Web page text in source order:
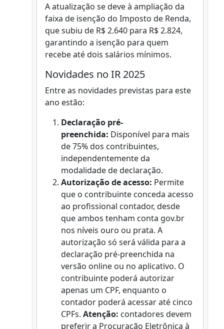
A atualização se deve à ampliação da
faixa de isenção do Imposto de Renda,
que subiu de R$ 2.640 para R$ 2.824,
garantindo a isenção para quem
recebe até dois salários mínimos.
Novidades no IR 2025
Entre as novidades previstas para este
ano estão:
Declaração pré-
preenchida: Disponível para mais
de 75% dos contribuintes,
independentemente da
modalidade de declaração.
Autorização de acesso: Permite
que o contribuinte conceda acesso
ao profissional contador, desde
que ambos tenham conta gov.br
nos níveis ouro ou prata. A
autorização só será válida para a
declaração pré-preenchida na
versão online ou no aplicativo. O
contribuinte poderá autorizar
apenas um CPF, enquanto o
contador poderá acessar até cinco
CPFs. Atenção: contadores devem
preferir a Procuração Eletrônica à